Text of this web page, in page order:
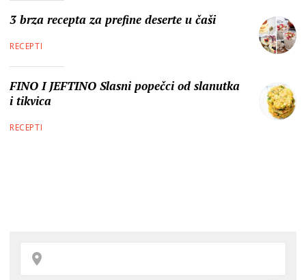
3 brza recepta za prefine deserte u čaši
RECEPTI
FINO I JEFTINO Slasni popečci od slanutka
i tikvica
RECEPTI